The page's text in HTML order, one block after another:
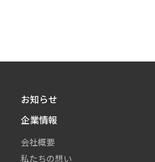
お知らせ
企業情報
会社概要
私たちの想い